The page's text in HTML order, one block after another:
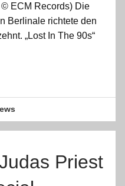
ECM Records) Die
Berlinale richtete den
„Lost In The 90s“
Priest